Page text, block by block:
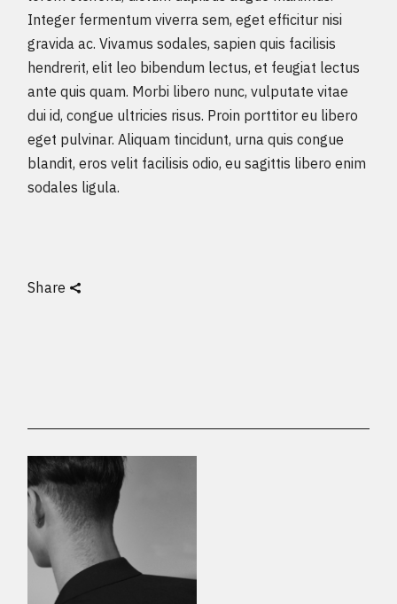
Integer fermentum viverra sem, eget efficitur nisi
gravida ac. Vivamus sodales, sapien quis facilisis
hendrerit, elit leo bibendum lectus, et feugiat lectus
ante quis quam. Morbi libero nunc, vulputate vitae
dui id, congue ultricies risus. Proin porttitor eu libero
eget pulvinar. Aliquam tincidunt, urna quis congue
blandit, eros velit facilisis odio, eu sagittis libero enim
sodales ligula.
Share